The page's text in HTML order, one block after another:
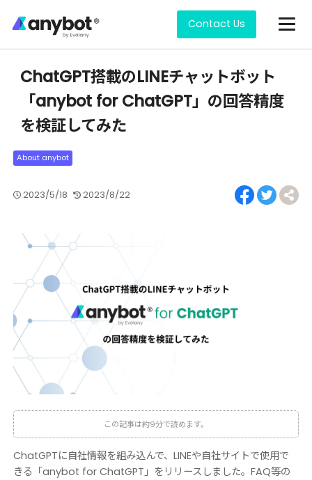
Contact Us
All posts
ChatGPT搭載のLINEチャットボット
「anybot for ChatGPT」の回答精度
を検証してみた
2023/5/18 2023/8/22
この記事は約9分で読めます。
ChatGPTに自社情報を組み込んで、LINEや自社サイトで使用で
きる「anybot for ChatGPT」をリリースしました。FAQ等の